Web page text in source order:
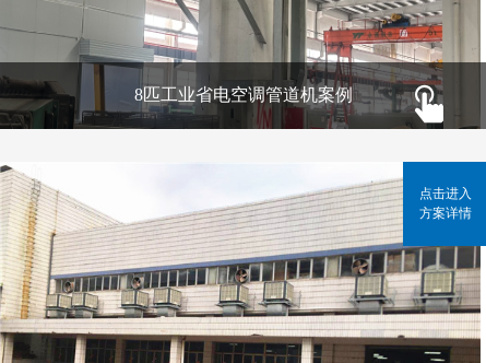
8匹工业省电空调管道机案例
点击进入
方案详情